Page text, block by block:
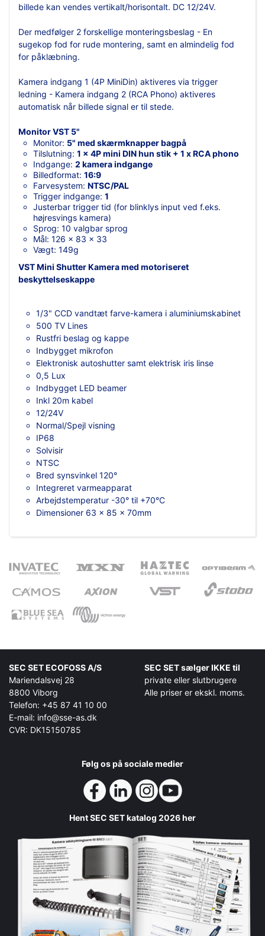
billede kan vendes vertikalt/horisontalt. DC 12/24V.
Der medfølger 2 forskellige monteringsbeslag - En
sugekop fod for rude montering, samt en almindelig fod
for påklæbning.
Kamera indgang 1 (4P MiniDin) aktiveres via trigger
ledning - Kamera indgang 2 (RCA Phono) aktiveres
automatisk når billede signal er til stede.
Monitor VST 5"
Monitor: 5" med skærmknapper bagpå
Tilslutning: 1 x 4P mini DIN hun stik + 1 x RCA phono
Indgange: 2 kamera indgange
Billedformat: 16:9
Farvesystem: NTSC/PAL
Trigger indgange: 1
Justerbar trigger tid (for blinklys input ved f.eks.
højresvings kamera)
Sprog: 10 valgbar sprog
Mål: 126 x 83 x 33
Vægt: 149g
VST Mini Shutter Kamera med motoriseret
beskyttelseskappe
1/3" CCD vandtæt farve-kamera i aluminiumskabinet
500 TV Lines
Rustfri beslag og kappe
Indbygget mikrofon
Elektronisk autoshutter samt elektrisk iris linse
0,5 Lux
Indbygget LED beamer
Inkl 20m kabel
12/24V
Normal/Spejl visning
IP68
Solvisir
NTSC
Bred synsvinkel 120°
Integreret varmeapparat
Arbejdstemperatur -30° til +70°C
Dimensioner 63 x 85 x 70mm
SEC SET ECOFOSS A/S
Mariendalsvej 28
8800 Viborg
Telefon: +45 87 41 10 00
E-mail: info@sse-as.dk
CVR: DK15150785
SEC SET sælger IKKE til
private eller slutbrugere
Alle priser er ekskl. moms.
Følg os på sociale medier
Hent SEC SET katalog 2026 her